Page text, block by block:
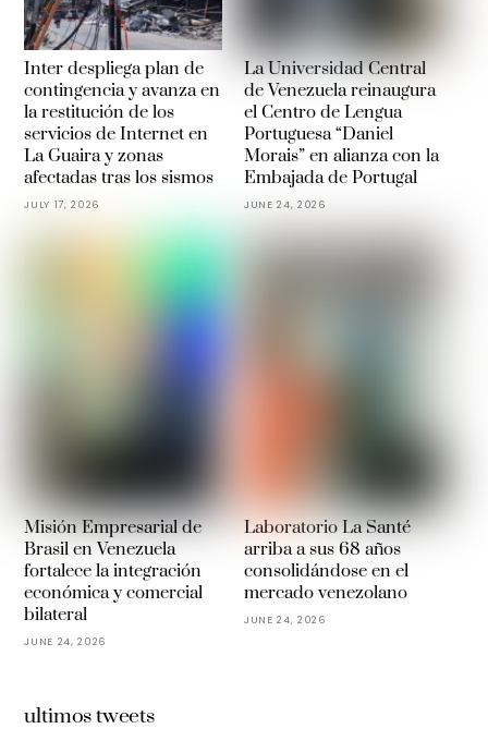
Inter despliega plan de
contingencia y avanza en
la restitución de los
servicios de Internet en
La Guaira y zonas
afectadas tras los sismos
JULY 17, 2026
La Universidad Central
de Venezuela reinaugura
el Centro de Lengua
Portuguesa “Daniel
Morais” en alianza con la
Embajada de Portugal
JUNE 24, 2026
Misión Empresarial de
Brasil en Venezuela
fortalece la integración
económica y comercial
bilateral
JUNE 24, 2026
Laboratorio La Santé
arriba a sus 68 años
consolidándose en el
mercado venezolano
JUNE 24, 2026
ultimos tweets